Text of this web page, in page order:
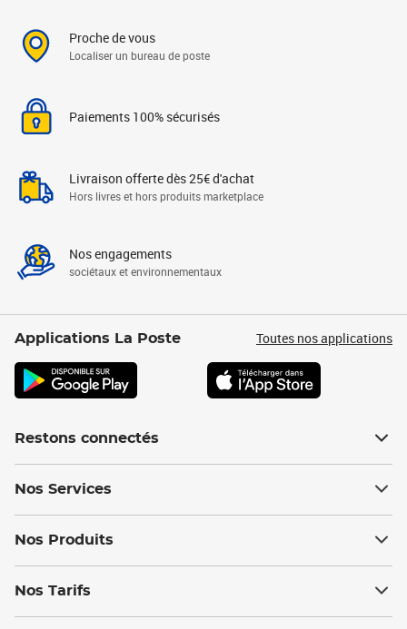
Proche de vous
Localiser un bureau de poste
Paiements 100% sécurisés
Livraison offerte dès 25€ d'achat
Hors livres et hors produits marketplace
Nos engagements
sociétaux et environnementaux
Applications La Poste Toutes nos applications
Restons connectés
Nos Services
Nos Produits
Nos Tarifs